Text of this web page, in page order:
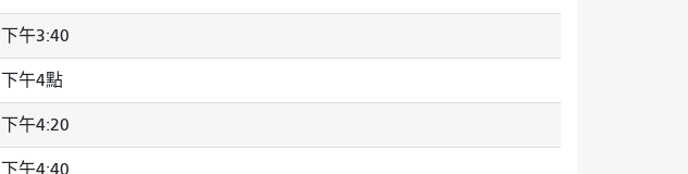
下午3:40
下午4點
下午4:20
下午4:40